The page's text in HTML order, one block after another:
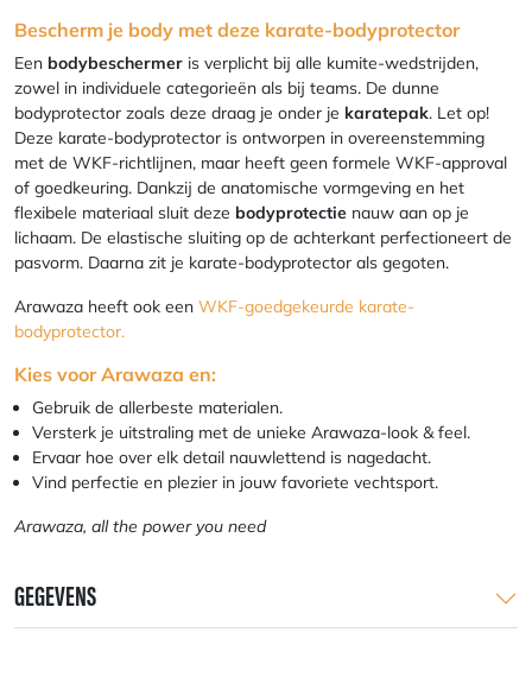
Bescherm je body met deze karate-bodyprotector
Een bodybeschermer is verplicht bij alle kumite-wedstrijden,
zowel in individuele categorieën als bij teams. De dunne
bodyprotector zoals deze draag je onder je karatepak. Let op!
Deze karate-bodyprotector is ontworpen in overeenstemming
met de WKF-richtlijnen, maar heeft geen formele WKF-approval
of goedkeuring. Dankzij de anatomische vormgeving en het
flexibele materiaal sluit deze bodyprotectie nauw aan op je
lichaam. De elastische sluiting op de achterkant perfectioneert de
pasvorm. Daarna zit je karate-bodyprotector als gegoten.
Arawaza heeft ook een WKF-goedgekeurde karate-
bodyprotector.
Kies voor Arawaza en:
Gebruik de allerbeste materialen.
Versterk je uitstraling met de unieke Arawaza-look & feel.
Ervaar hoe over elk detail nauwlettend is nagedacht.
Vind perfectie en plezier in jouw favoriete vechtsport.
Arawaza, all the power you need
GEGEVENS